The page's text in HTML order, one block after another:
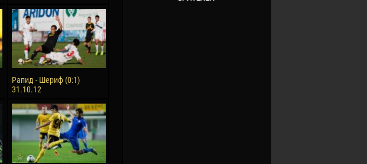
Рапид - Шериф (0:1)
31.10.12